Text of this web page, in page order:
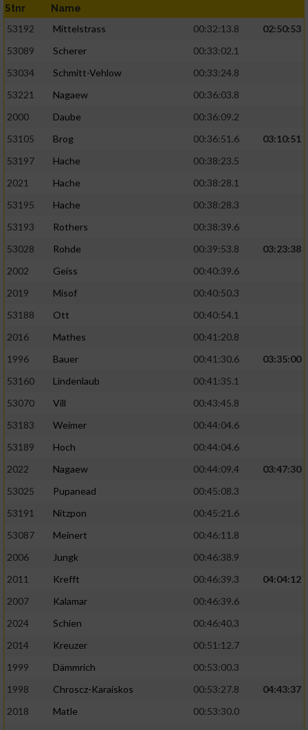
Stnr Name
53192 Mittelstrass 00:32:13.8
02:50:53
53089
Scherer
00:33:02.1
53034
Schmitt-Vehlow
00:33:24.8
53221
Nagaew
00:36:03.8
2000
Daube
00:36:09.2
53105
Brog 00:36:51.6
03:10:51
53197
Hache
00:38:23.5
2021
Hache
00:38:28.1
53195
Hache
00:38:28.3
53193
Rothers
00:38:39.6
53028
Rohde 00:39:53.8
03:23:38
2002
Geiss
00:40:39.6
2019
Misof
00:40:50.3
53188
Ott
00:40:54.1
2016
Mathes
00:41:20.8
1996
Bauer 00:41:30.6
03:35:00
53160
Lindenlaub
00:41:35.1
53070
Vill
00:43:45.8
53183
Weimer
00:44:04.6
53189
Hoch
00:44:04.6
2022
Nagaew 00:44:09.4
03:47:30
53025
Pupanead
00:45:08.3
53191
Nitzpon
00:45:21.6
53087
Meinert
00:46:11.8
2006
Jungk
00:46:38.9
2011
Krefft 00:46:39.3
04:04:12
2007
Kalamar
00:46:39.6
2024
Schien
00:46:40.3
2014
Kreuzer
00:51:12.7
1999
Dämmrich
00:53:00.3
1998
Chroscz-Karaiskos 00:53:27.8
04:43:37
2018
Matle
00:53:30.0